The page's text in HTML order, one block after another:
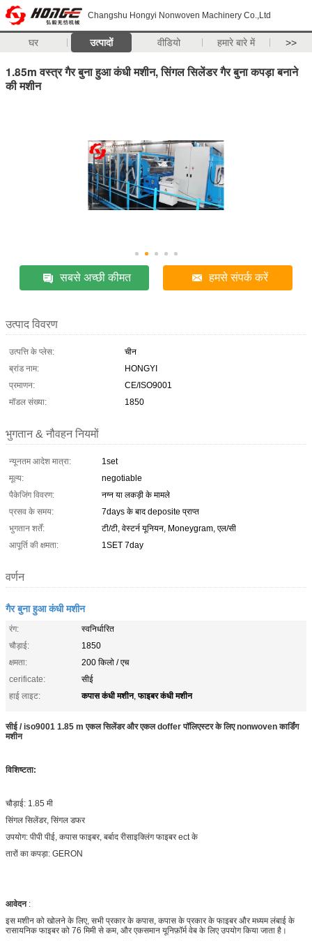
Changshu Hongyi Nonwoven Machinery Co.,Ltd
घर उत्पादों वीडियो हमारे बारे में >>
1.85m वस्त्र गैर बुना हुआ कंधी मशीन, सिंगल सिलेंडर गैर बुना कपड़ा बनाने
की मशीन
सबसे अच्छी कीमत हमसे संपर्क करें
उत्पाद विवरण
उत्पत्ति के प्लेस:
चीन
ब्रांड नाम:
HONGYI
प्रमाणन:
CE/ISO9001
मॉडल संख्या:
1850
भुगतान & नौवहन नियमों
न्यूनतम आदेश मात्रा:
1set
मूल्य:
negotiable
पैकेजिंग विवरण:
नग्न या लकड़ी के मामले
प्रसव के समय:
7days के बाद deposite प्राप्त
भुगतान शर्तें:
टी/टी, वेस्टर्न यूनियन, Moneygram, एल/सी
आपूर्ति की क्षमता:
1SET 7day
वर्णन
गैर बुना हुआ कंधी मशीन
रंग:
स्वनिर्धारित
चौड़ाई:
1850
क्षमता:
200 किलो / एच
cerificate:
सीई
हाई लाइट:
कपास कंधी मशीन,फाइबर कंधी मशीन
सीई / iso9001 1.85 m एकल सिलेंडर और एकल doffer पॉलिएस्टर के लिए nonwoven कार्डिंग
मशीन
विशिष्टता:
चौड़ाई: 1.85 मी
सिंगल सिलेंडर, सिंगल डफर
उपयोग: पीपी पीई, कपास फाइबर, बर्बाद रीसाइक्लिंग फाइबर ect के
तारों का कपड़ा: GERON
आवेदन :
इस मशीन को खोलने के लिए, सभी प्रकार के कपास, कपास के प्रकार के फाइबर और मध्यम लंबाई के
रासायनिक फाइबर को 76 मिमी से कम, और एकसमान यूनिफ़ॉर्म वेब के लिए उपयोग किया जाता है।